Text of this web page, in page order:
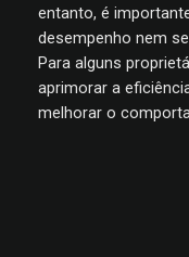
entanto, é
desempenho nem
Para alguns
aprimorar a
melhorar o